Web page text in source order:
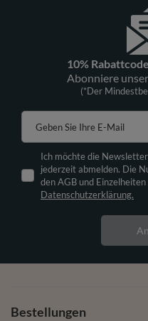
10%
Abonniere
(*Der
Geben Sie Ihre E-Mail
Ich möchte die
jederzeit abmelden. Die
den AGB und
Datenschutzerklärung.
Bestellungen